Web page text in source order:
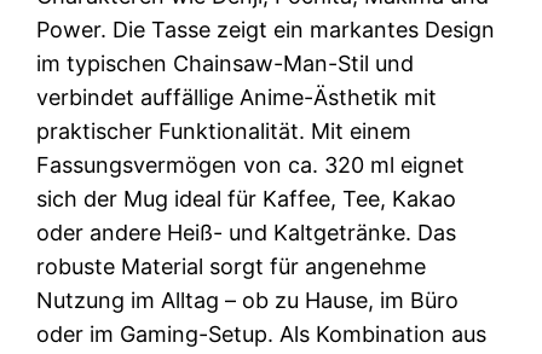
Power. Die Tasse zeigt ein markantes Design
im typischen Chainsaw-Man-Stil und
verbindet auffällige Anime-Ästhetik mit
praktischer Funktionalität. Mit einem
Fassungsvermögen von ca. 320 ml eignet
sich der Mug ideal für Kaffee, Tee, Kakao
oder andere Heiß- und Kaltgetränke. Das
robuste Material sorgt für angenehme
Nutzung im Alltag – ob zu Hause, im Büro
oder im Gaming-Setup. Als Kombination aus